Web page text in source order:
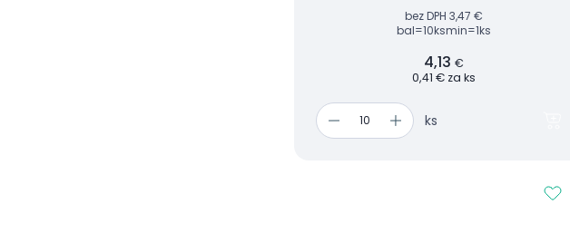
bez DPH 3,47 €
bal=10ksmin=1ks
4,13 €
0,41 € za ks
ks